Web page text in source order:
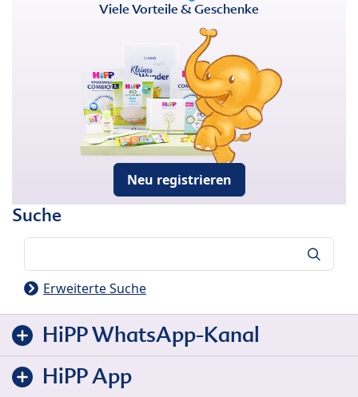
Viele Vorteile & Geschenke
Neu registrieren
Suche
Erweiterte Suche
HiPP WhatsApp-Kanal
HiPP App